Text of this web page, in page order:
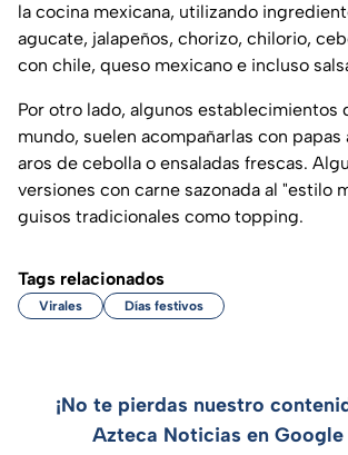
la cocina mexicana, utilizando
agucate, jalapeños, chorizo, chilorio,
con chile, queso mexicano e incluso
Por otro lado, algunos establecimientos
mundo, suelen acompañarlas con papas
aros de cebolla o ensaladas frescas.
versiones con carne sazonada al "estilo
guisos tradicionales como topping.
Tags relacionados
Virales Días festivos
¡No te pierdas nuestro
Azteca Noticias en Google